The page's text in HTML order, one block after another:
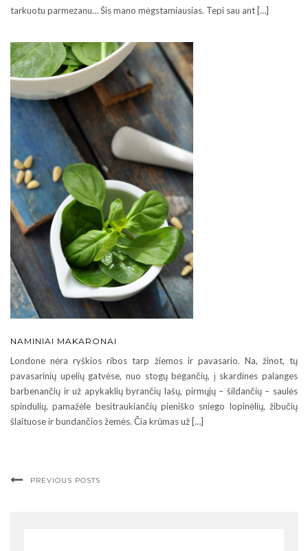
tarkuotu parmezanu… Šis mano mėgstamiausias. Tepi sau ant […]
NAMINIAI MAKARONAI
Londone nėra ryškios ribos tarp žiemos ir pavasario. Na, žinot, tų
pavasarinių upelių gatvėse, nuo stogų bėgančių, į skardines palanges
barbenančių ir už apykaklių byrančių lašų, pirmųjų – šildančių – saulės
spindulių, pamažėle besitraukiančių pieniško sniego lopinėlių, žibučių
šlaituose ir bundančios žemės. Čia krūmas už […]
PREVIOUS POSTS